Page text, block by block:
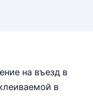
на въезд в
в